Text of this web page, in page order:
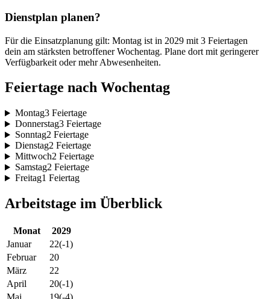
Dienstplan planen?
Für die Einsatzplanung gilt: Montag ist in 2029 mit 3 Feiertagen
dein am stärksten betroffener Wochentag. Plane dort mit geringerer
Verfügbarkeit oder mehr Abwesenheiten.
Feiertage nach Wochentag
Montag3 Feiertage
Donnerstag3 Feiertage
Sonntag2 Feiertage
Dienstag2 Feiertage
Mittwoch2 Feiertage
Samstag2 Feiertage
Freitag1 Feiertag
Arbeitstage im Überblick
Monat
2029
Januar
22(-1)
Februar
20
März
22
April
20(-1)